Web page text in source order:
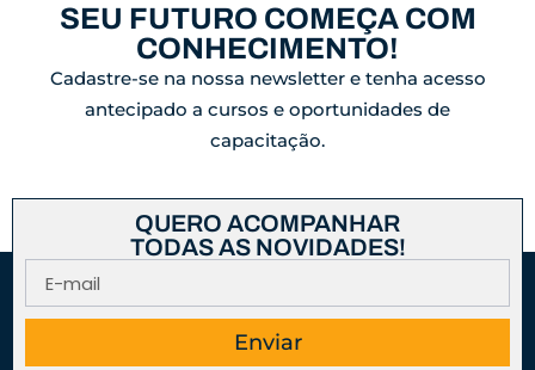
SEU FUTURO COMEÇA COM
CONHECIMENTO!
Cadastre-se na nossa newsletter e tenha acesso
antecipado a cursos e oportunidades de
capacitação.
QUERO ACOMPANHAR
TODAS AS NOVIDADES!
Enviar